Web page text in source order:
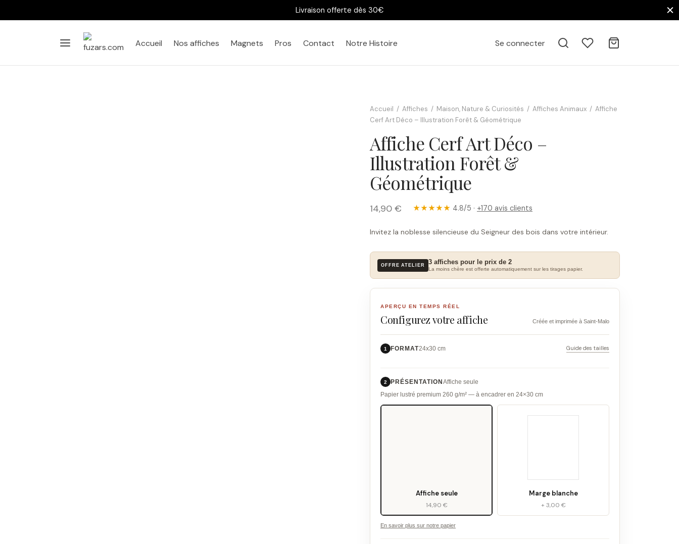
Livraison offerte dès 30€
Accueil Nos affiches Magnets Pros Contact Notre Histoire Se connecter
Accueil / Affiches / Maison, Nature & Curiosités / Affiches Animaux / Affiche
Cerf Art Déco – Illustration Forêt & Géométrique
Affiche Cerf Art Déco –
Illustration Forêt &
Géométrique
14,90 € ★★★★★ 4.8/5 · +170 avis clients
Invitez la noblesse silencieuse du Seigneur des bois dans votre intérieur.
OFFRE ATELIER 3 affiches pour le prix de 2
La moins chère est offerte automatiquement sur les tirages papier.
APERÇU EN TEMPS RÉEL
Configurez votre affiche Créée et imprimée à Saint-Malo
1 FORMAT24x30 cm Guide des tailles
2 PRÉSENTATION Affiche seule
Papier lustré premium 260 g/m² — à encadrer en 24×30 cm
Affiche seule
14,90 €
Marge blanche
+ 3,00 €
En savoir plus sur notre papier